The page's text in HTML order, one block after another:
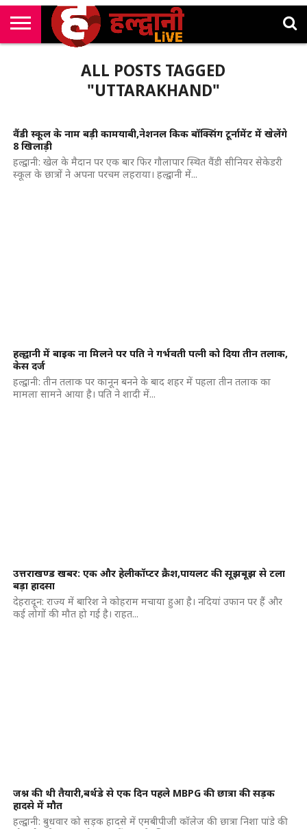
राष्ट्रीय
ALL POSTS TAGGED
"UTTARAKHAND"
वैंडी स्कूल के नाम बड़ी कामयाबी,नेशनल किक बॉक्सिंग टूर्नामेंट में खेलेंगे
8 खिलाड़ी
हल्द्वानी: खेल के मैदान पर एक बार फिर गौलापार स्थित वैंडी सीनियर सेकेडरी
स्कूल के छात्रों ने अपना परचम लहराया। हल्द्वानी में...
हल्द्वानी में बाइक ना मिलने पर पति ने गर्भवती पत्नी को दिया तीन तलाक,
केस दर्ज
हल्द्वानी: तीन तलाक पर कानून बनने के बाद शहर में पहला तीन तलाक का
मामला सामने आया है। पति ने शादी में...
उत्तराखण्ड खबर: एक और हेलीकॉप्टर क्रैश,पायलट की सूझबूझ से टला
बड़ा हादसा
देहरादून: राज्य में बारिश ने कोहराम मचाया हुआ है। नदियां उफान पर हैं और
कई लोगों की मौत हो गई है। राहत...
जश्न की थी तैयारी,बर्थडे से एक दिन पहले MBPG की छात्रा की सड़क
हादसे में मौत
हल्द्वानी: बुधवार को सड़क हादसे में एमबीपीजी कॉलेज की छात्रा निशा पांडे की